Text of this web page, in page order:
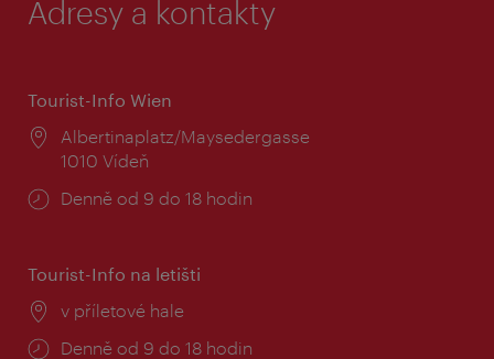
Adresy a kontakty
Tourist-Info Wien
Místo:
Albertinaplatz/Maysedergasse
1010 Vídeň
Provozní
Denně od 9 do 18 hodin
Tourist-Info na letišti
Místo:
v příletové hale
Provozní
Denně od 9 do 18 hodin